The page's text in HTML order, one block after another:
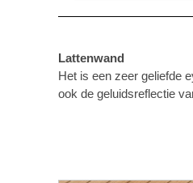
Lattenwand
Het is een zeer geliefde
ook de geluidsreflectie